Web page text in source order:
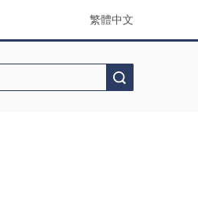
繁體中文